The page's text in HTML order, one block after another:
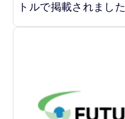
トルで掲載されました